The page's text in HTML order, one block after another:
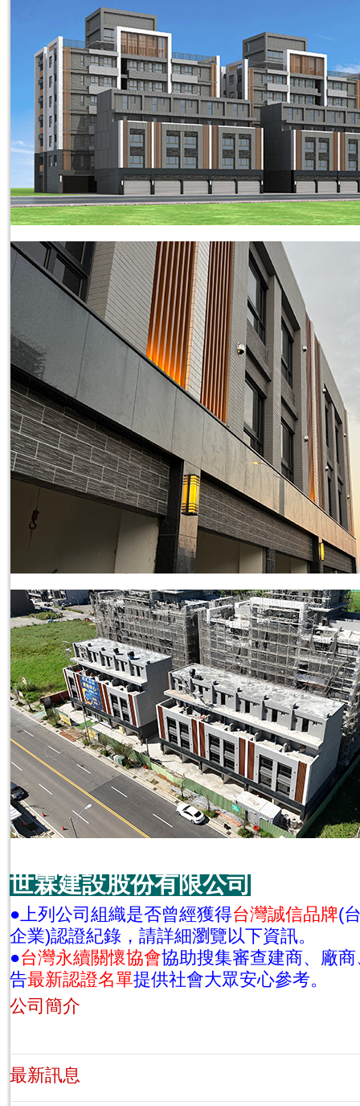
世霖建設股份有限公司
●上列公司組織是否曾經獲得台灣誠信品牌(
企業)認證紀錄，請詳細瀏覽以下資訊。
●台灣永續關懷協會協助搜集審查建商、廠
告最新認證名單提供社會大眾安心參考。
公司簡介
最新訊息